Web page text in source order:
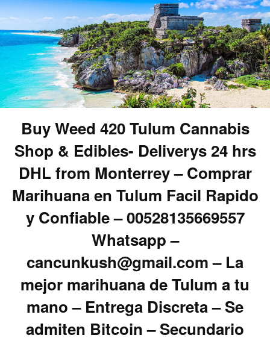
Buy Weed 420 Tulum Cannabis
Shop & Edibles- Deliverys 24 hrs
DHL from Monterrey – Comprar
Marihuana en Tulum Facil Rapido
y Confiable – 00528135669557
Whatsapp –
cancunkush@gmail.com – La
mejor marihuana de Tulum a tu
mano – Entrega Discreta – Se
admiten Bitcoin – Secundario